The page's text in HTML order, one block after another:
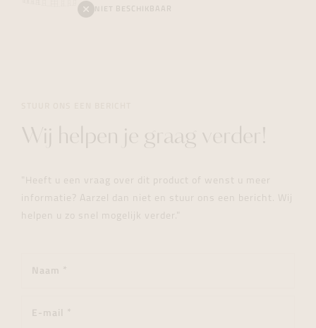
NIET BESCHIKBAAR
Wij helpen je graag verder!
"Heeft u een vraag over dit product of wenst u meer
informatie? Aarzel dan niet en stuur ons een bericht. Wij
helpen u zo snel mogelijk verder."